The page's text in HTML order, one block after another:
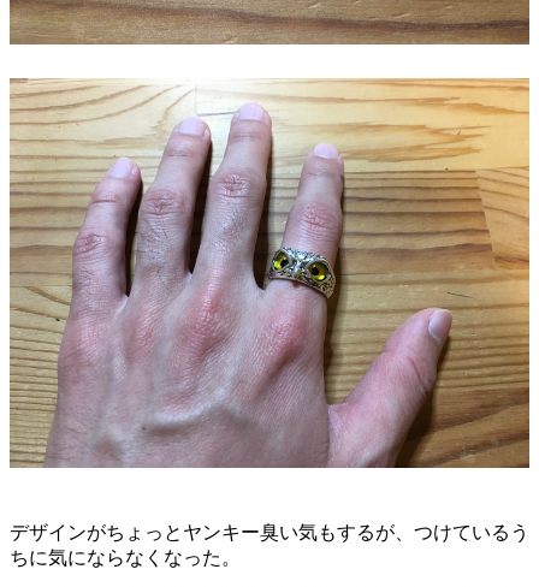
デザインがちょっとヤンキー臭い気もするが、つけているう
ちに気にならなくなった。